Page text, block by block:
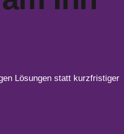
Lösungen statt kurzfristiger